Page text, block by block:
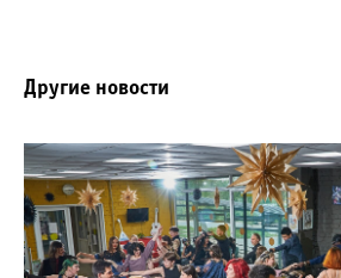
Другие новости